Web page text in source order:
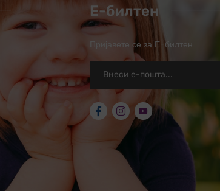
Е-билтен
Пријавете се за Е-билтен